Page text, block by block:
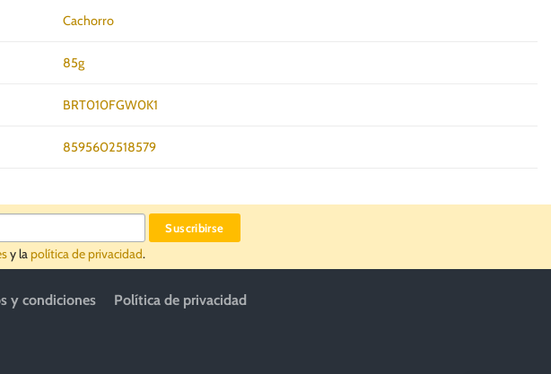
Cachorro
85g
BRT010FGW0K1
8595602518579
y lapolítica de privacidad.
y condiciones Política de privacidad